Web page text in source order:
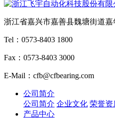
浙江省嘉兴市嘉善县魏塘街道嘉
Tel：0573-8403 1800
Fax：0573-8403 3000
E-Mail：cfb@cfbearing.com
公司简介
公司简介 企业文化 荣誉资
产品中心